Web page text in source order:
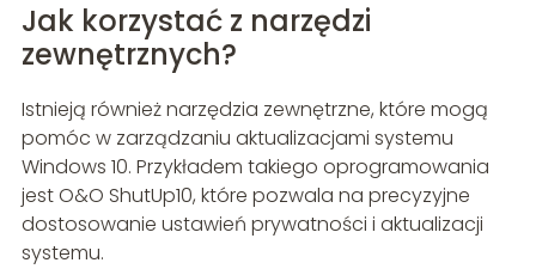
Jak korzystać z narzędzi
zewnętrznych?
Istnieją również narzędzia zewnętrzne, które mogą
pomóc w zarządzaniu aktualizacjami systemu
Windows 10. Przykładem takiego oprogramowania
jest O&O ShutUp10, które pozwala na precyzyjne
dostosowanie ustawień prywatności i aktualizacji
systemu.